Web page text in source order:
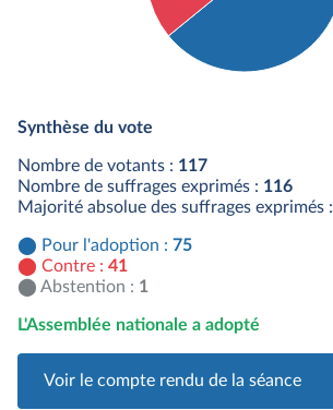
Synthèse du vote
Nombre de votants : 117
Nombre de suffrages exprimés : 116
Majorité absolue des suffrages exprimés :
Pour l'adoption : 75
Contre : 41
Abstention : 1
L'Assemblée nationale a adopté
Voir le compte rendu de la séance